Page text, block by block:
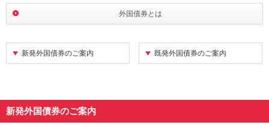
の
す。
情
り
す。
外国債券とは
新発外国債券のご案内 既発外国債券のご案内
新発外国債券のご案内
り
す。
ま
す。